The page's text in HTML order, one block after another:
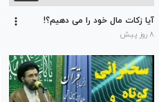
آیا زکات مال خود را می دهیم؟!
۸ روز پیش